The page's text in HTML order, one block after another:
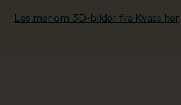
Les mer om 3D-bilder fra Kvass her